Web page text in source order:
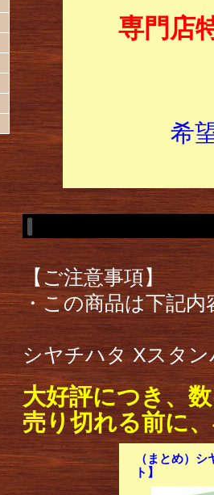
専門店
希
【ご注意事項】
・この商品は下記
シヤチハタ Xスタン
大好評につき、
売り切れる前に
（まとめ）
ト】